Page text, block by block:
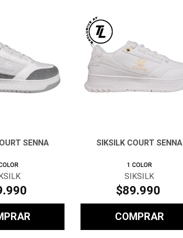
SENNA
.990
SIKSILK COURT SENNA
1 COLOR
SIKSILK
$89.990
COMPRAR